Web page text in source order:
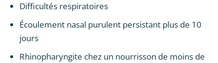
Difficultés respiratoires
Écoulement nasal purulent persistant plus de 10
jours
Rhinopharyngite chez un nourrisson de moins de